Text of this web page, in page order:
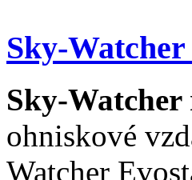
Sky-
Sky-
ohniskové
Watcher